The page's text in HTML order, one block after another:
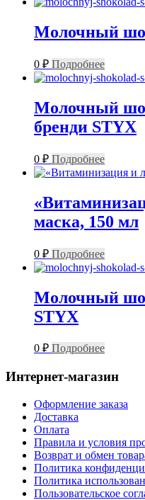
Молочный
0 ₽ Подробнее
Молочный
бренди STYX
0 ₽ Подробнее
маска, 150 мл
0 ₽ Подробнее
Молочный
STYX
0 ₽ Подробнее
Интернет-магазин
Оформление заказа
Доставка
Оплата
Правила и условия
Возврат и обмен
Политика
Политика
Пользовательское